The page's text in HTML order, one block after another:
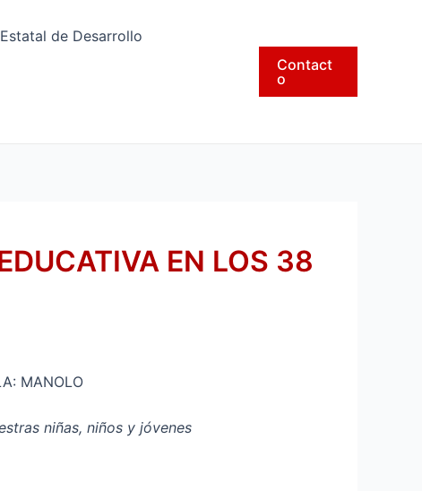
de Desarrollo
Contact
o
EN LOS 38
MANOLO
niñas, niños y jóvenes